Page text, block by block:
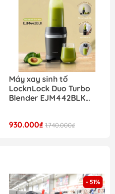
Máy xay sinh tố
LocknLock Duo Turbo
Blender EJM442BLK
930.000₫ 1.740.000₫
- 51%